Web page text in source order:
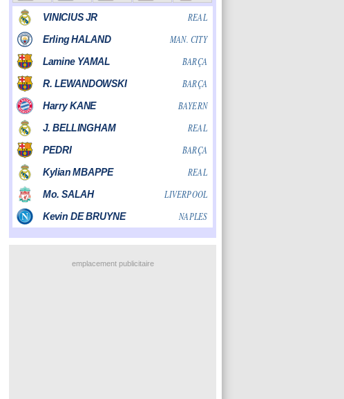
emplacement publicitaire